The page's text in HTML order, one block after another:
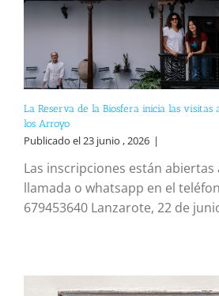
La Reserva de la Biosfera inicia las visitas
los Arroyo
Publicado el 23 junio , 2026 |
Las inscripciones están abiertas
llamada o whatsapp en el
679453640 Lanzarote, 22 de